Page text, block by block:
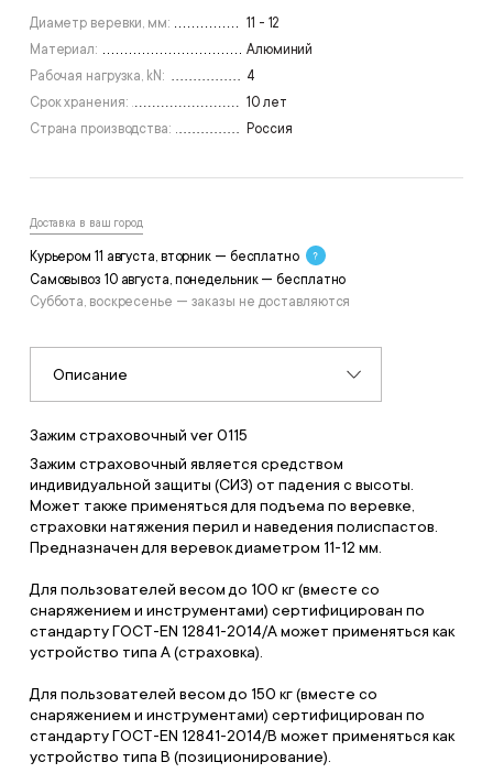
Диаметр веревки, мм:
11 - 12
Материал:
Алюминий
Рабочая нагрузка, kN:
4
Срок хранения:
10 лет
Страна производства:
Россия
Доставка в ваш город
Курьером 11 августа, вторник — бесплатно
Самовывоз 10 августа, понедельник — бесплатно
Суббота, воскресенье — заказы не доставляются
Описание
Зажим страховочный ver 0115
Зажим страховочный является средством
индивидуальной защиты (СИЗ) от падения с высоты.
Может также применяться для подъема по веревке,
страховки натяжения перил и наведения полиспастов.
Предназначен для веревок диаметром 11-12 мм.
Для пользователей весом до 100 кг (вместе со
снаряжением и инструментами) сертифицирован по
стандарту ГОСТ-EN 12841-2014/A может применяться как
устройство типа A (страховка).
Для пользователей весом до 150 кг (вместе со
снаряжением и инструментами) сертифицирован по
стандарту ГОСТ-EN 12841-2014/B может применяться как
устройство типа В (позиционирование).